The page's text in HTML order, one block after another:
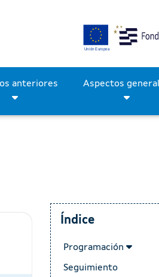
Índice
Programación
Seguimiento